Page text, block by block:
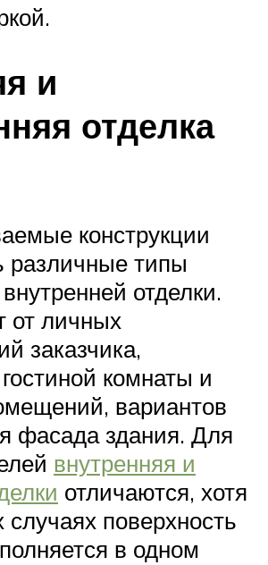
и
отделка
конструкции
различные типы
отделки.
от личных
заказчика,
комнаты и
вариантов
фасада здания. Для
внутренняя и
отличаются, хотя
случаях поверхность
в одном